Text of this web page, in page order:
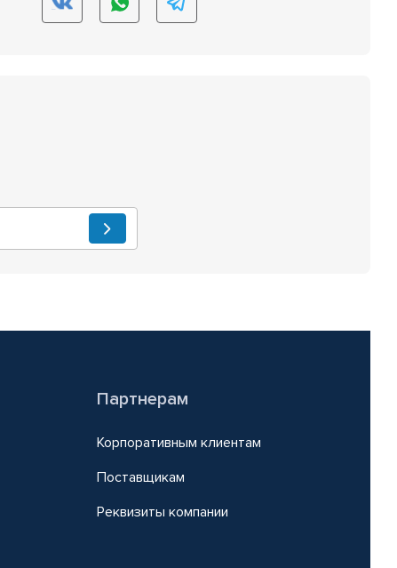
Партнерам
Корпоративным клиентам
Поставщикам
Реквизиты компании